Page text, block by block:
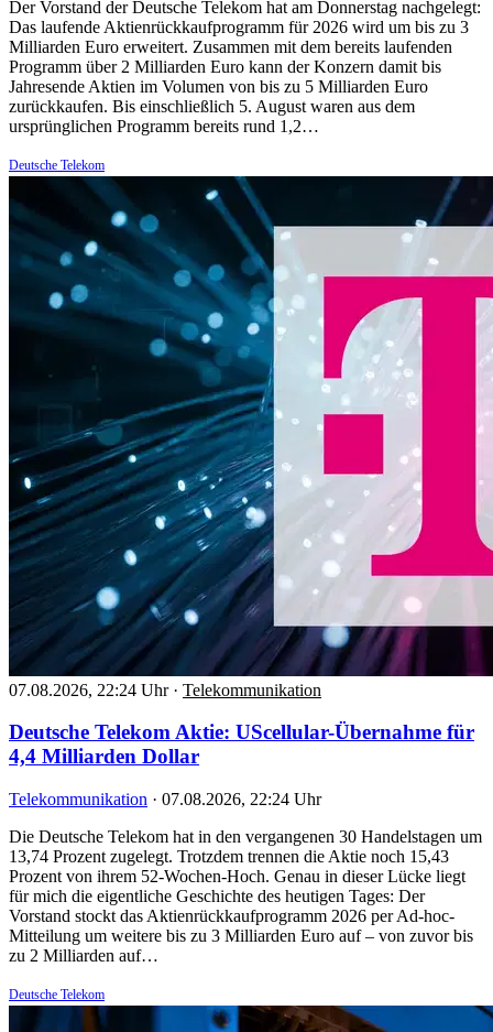
Der Vorstand der Deutsche Telekom hat am Donnerstag nachgelegt:
Das laufende Aktienrückkaufprogramm für 2026 wird um bis zu 3
Milliarden Euro erweitert. Zusammen mit dem bereits laufenden
Programm über 2 Milliarden Euro kann der Konzern damit bis
Jahresende Aktien im Volumen von bis zu 5 Milliarden Euro
zurückkaufen. Bis einschließlich 5. August waren aus dem
ursprünglichen Programm bereits rund 1,2…
Deutsche Telekom
07.08.2026, 22:24 Uhr · Telekommunikation
Deutsche Telekom Aktie: UScellular-Übernahme für
4,4 Milliarden Dollar
Telekommunikation · 07.08.2026, 22:24 Uhr
Die Deutsche Telekom hat in den vergangenen 30 Handelstagen um
13,74 Prozent zugelegt. Trotzdem trennen die Aktie noch 15,43
Prozent von ihrem 52-Wochen-Hoch. Genau in dieser Lücke liegt
für mich die eigentliche Geschichte des heutigen Tages: Der
Vorstand stockt das Aktienrückkaufprogramm 2026 per Ad-hoc-
Mitteilung um weitere bis zu 3 Milliarden Euro auf – von zuvor bis
zu 2 Milliarden auf…
Deutsche Telekom